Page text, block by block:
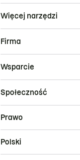
Więcej narzędzi
Firma
Wsparcie
Społeczność
Prawo
Polski